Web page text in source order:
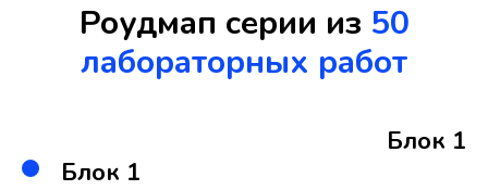
Роудмап серии из 50
лабораторных работ
Блок 1
Блок 1